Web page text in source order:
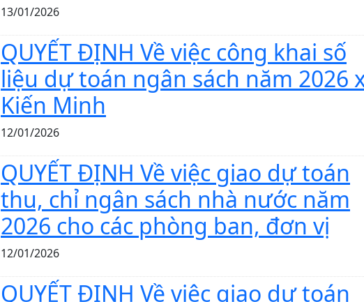
13/01/2026
QUYẾT ĐỊNH Về việc công khai số
liệu dự toán ngân sách năm 2026
Kiến Minh
12/01/2026
QUYẾT ĐỊNH Về việc giao dự toán
thu, chỉ ngân sách nhà nước năm
2026 cho các phòng ban, đơn vị
12/01/2026
QUYẾT ĐỊNH Về việc giao dự toán